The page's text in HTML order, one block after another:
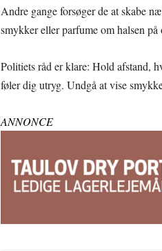
Andre gange forsøger de at skabe
smykker eller parfume om halsen på
Politiets råd er klare: Hold afstand,
føler dig utryg. Undgå at vise
ANNONCE